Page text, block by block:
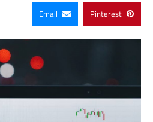
Pinterest
Email